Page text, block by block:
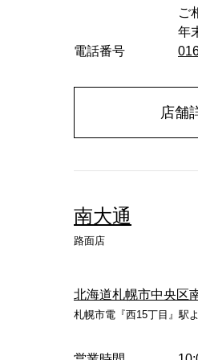
ご
年
電話番号
店舗
南大通
路面店
北海道札幌市中央区
札幌市電『西15丁目』駅